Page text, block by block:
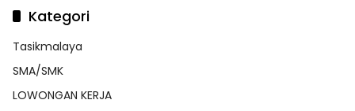
Kategori
Tasikmalaya
SMA/SMK
LOWONGAN KERJA